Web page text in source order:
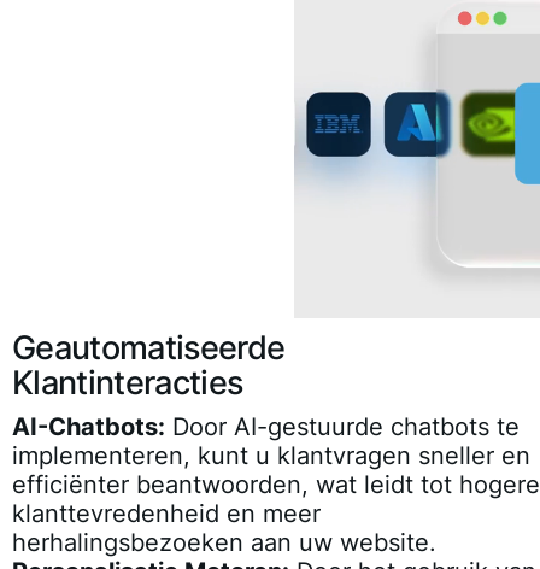
Geautomatiseerde
Klantinteracties
AI-Chatbots: Door AI-gestuurde chatbots te
implementeren, kunt u klantvragen sneller en
efficiënter beantwoorden, wat leidt tot hogere
klanttevredenheid en meer
herhalingsbezoeken aan uw website.